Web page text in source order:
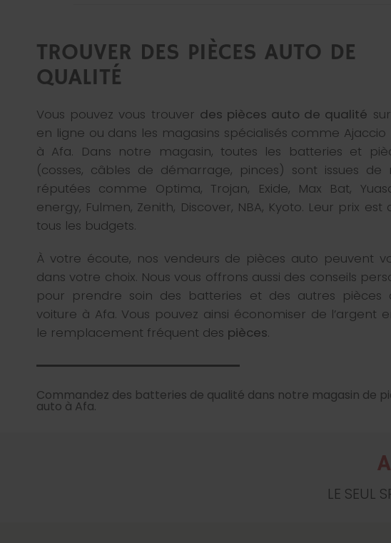
TROUVER DES PIÈCES AUTO DE
QUALITÉ
Vous pouvez vous trouver des pièces auto de qualité
en ligne ou dans les magasins spécialisés comme Ajaccio
à Afa. Dans notre magasin, toutes les batteries et
(cosses, câbles de démarrage, pinces) sont issues de
réputées comme Optima, Trojan, Exide, Max Bat,
energy, Fulmen, Zenith, Discover, NBA, Kyoto. Leur prix
tous les budgets.
À votre écoute, nos vendeurs de pièces auto peuvent
dans votre choix. Nous vous offrons aussi des conseils
pour prendre soin des batteries et des autres pièces
voiture à Afa. Vous pouvez ainsi économiser de l’argent
le remplacement fréquent des pièces.
Commandez des batteries de qualité dans notre magasin de
auto à Afa.
LE SEUL